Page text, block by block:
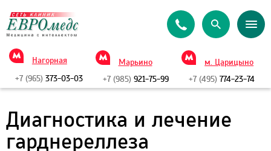
Нагорная
+7 (965) 373-03-03
Марьино
+7 (985)921-75-99
м. Царицыно
+7 (495) 774-23-74
Диагностика и лечение
гарднереллеза